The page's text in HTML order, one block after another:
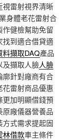
視雷射視界清晰
身體老花雷射合
健檢幫助免留
找到適合借貸適
料擷取DAQ產品
及擷取人臉人臉
廓針對廠商有合
雷射商品優惠
更加明顯借錢預
原廠儀器營養品
方式需求提起固
林借款車主條件